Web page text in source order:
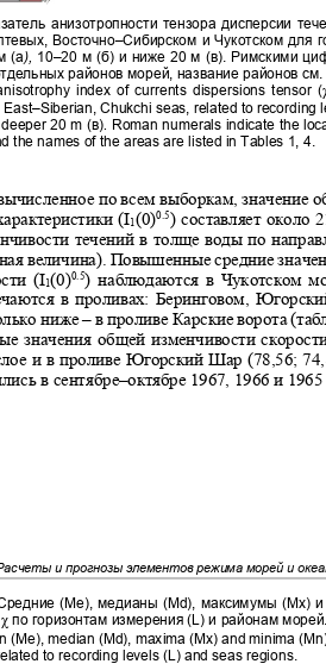
анизотропности тензора дисперсии
Восточно–Сибирском и Чукотском для
(а), 10–20 м (б) и ниже 20 м (в). Римскими
районов морей, название районов
index of currents dispersions tensor (
East–Siberian, Chukchi seas, related to
20 m (в) Roman numerals indicate the
the names of the areas are listed in Tables 1, 4.
по всем выборкам, значение
(I1 (0)0.5) составляет около
течений в толще воды по
величина). Повышенные средние
(I1(0)0.5) наблюдаются в Чукотском
в проливах: Беринговом,
ниже–в проливе Карские ворота
значения общей изменчивости
и в проливе Югорский Шар (78,56;
в сентябре–октябре 1967, 1966 и 1965
и прогнозы элементов режима морей и
(Ме), медианы (Мd), максимумы (Мx)
χпо горизонтам измерения (L) и районам морей
(Ме), median (Мd), maxima (Мx) and minima (М
to recording levels (L) and seas regions.